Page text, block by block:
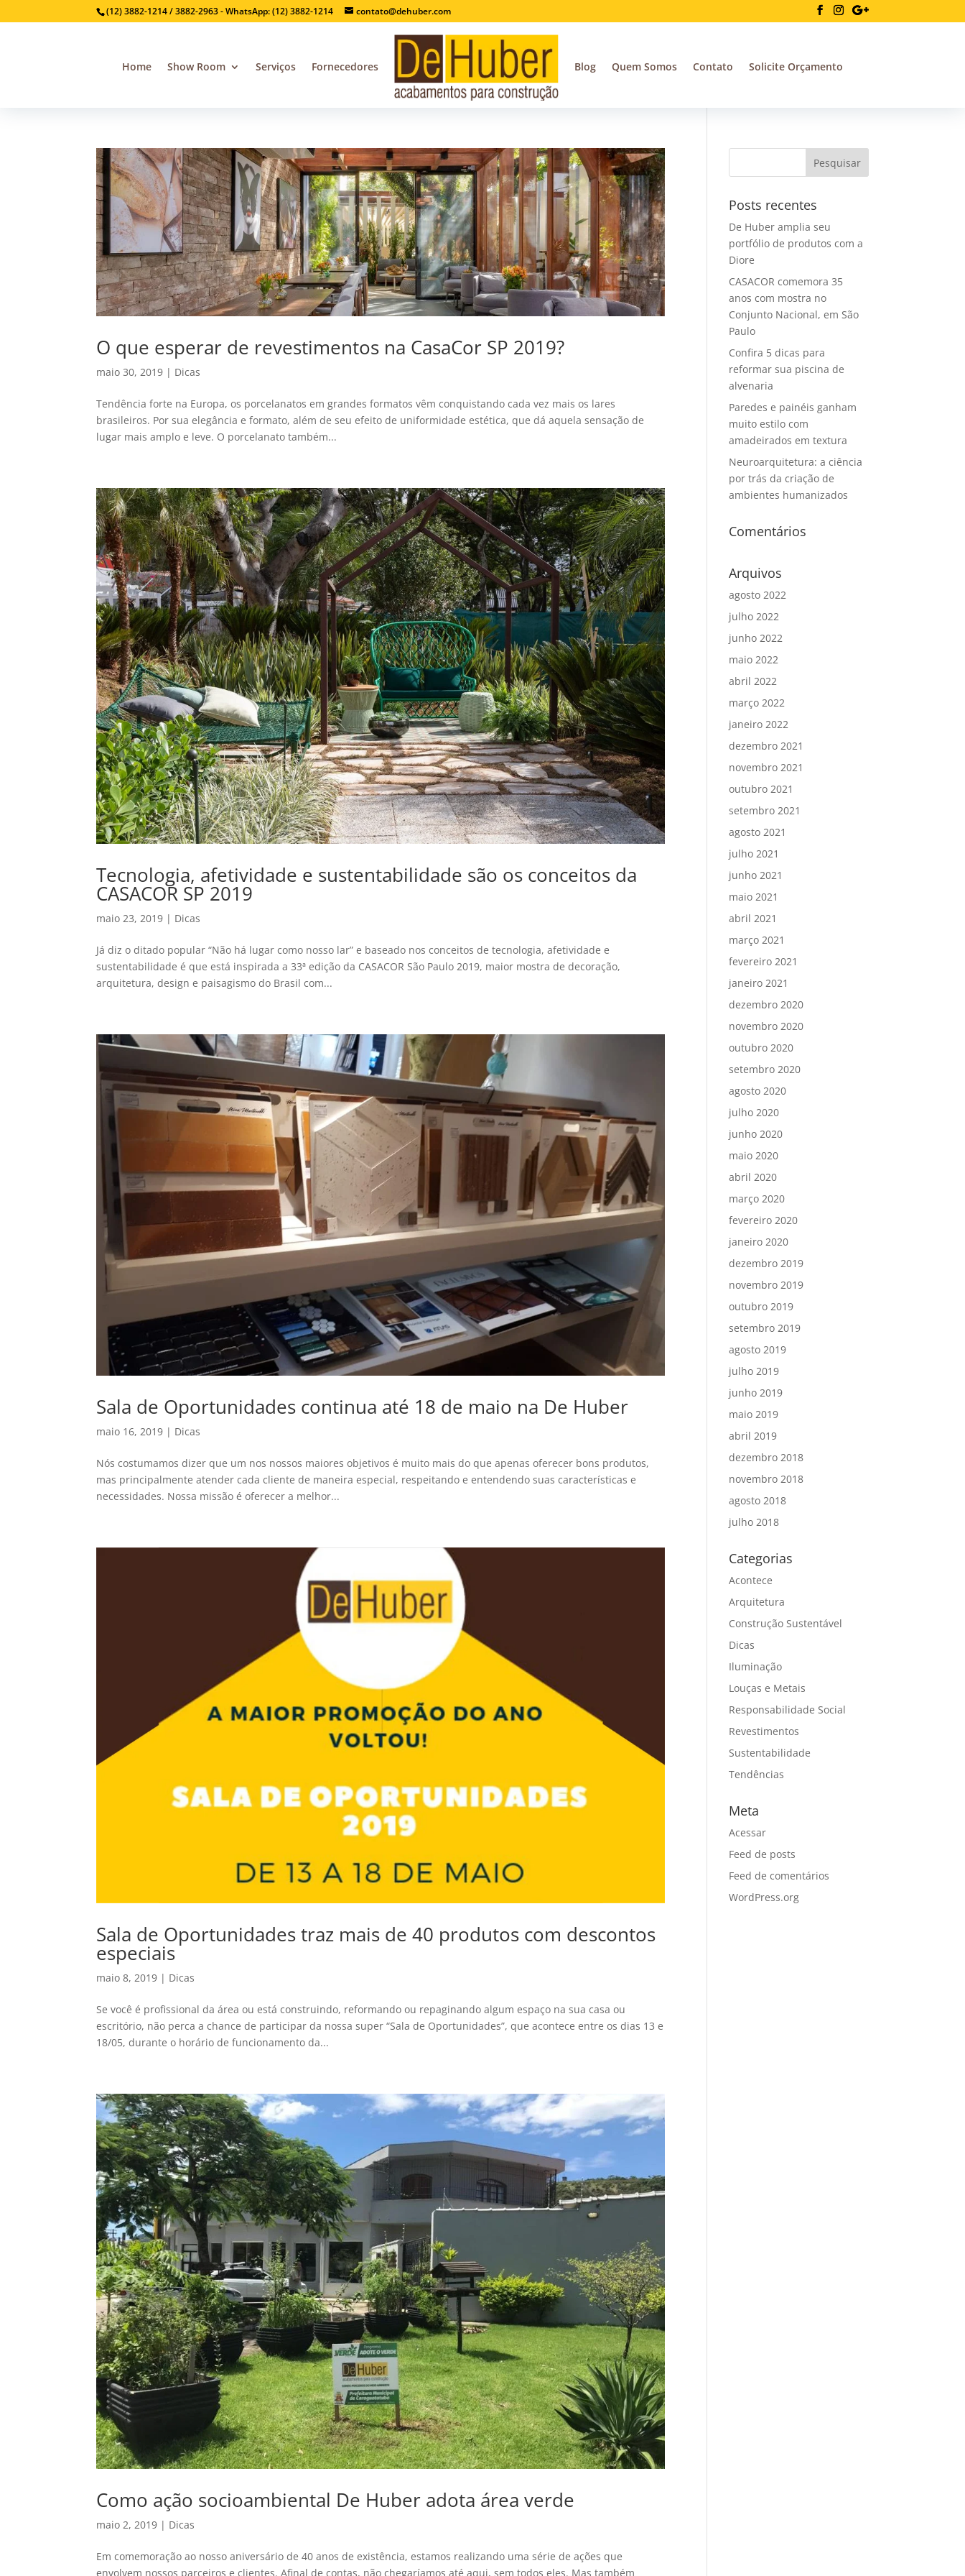
(12) 3882-1214 / 3882-2963 - WhatsApp: (12) 3882-1214 contato@dehuber.com
Home Show Room Serviços Fornecedores Blog Quem Somos Contato Solicite Orçamento
O que esperar de revestimentos na CasaCor SP 2019?
maio 30, 2019 | Dicas
Tendência forte na Europa, os porcelanatos em grandes formatos vêm conquistando cada vez mais os lares
brasileiros. Por sua elegância e formato, além de seu efeito de uniformidade estética, que dá aquela sensação de
lugar mais amplo e leve. O porcelanato também...
Tecnologia, afetividade e sustentabilidade são os conceitos da
CASACOR SP 2019
maio 23, 2019 | Dicas
Já diz o ditado popular “Não há lugar como nosso lar” e baseado nos conceitos de tecnologia, afetividade e
sustentabilidade é que está inspirada a 33ª edição da CASACOR São Paulo 2019, maior mostra de decoração,
arquitetura, design e paisagismo do Brasil com...
Sala de Oportunidades continua até 18 de maio na De Huber
maio 16, 2019 | Dicas
Nós costumamos dizer que um nos nossos maiores objetivos é muito mais do que apenas oferecer bons produtos,
mas principalmente atender cada cliente de maneira especial, respeitando e entendendo suas características e
necessidades. Nossa missão é oferecer a melhor...
Sala de Oportunidades traz mais de 40 produtos com descontos
especiais
maio 8, 2019 | Dicas
Se você é profissional da área ou está construindo, reformando ou repaginando algum espaço na sua casa ou
escritório, não perca a chance de participar da nossa super “Sala de Oportunidades”, que acontece entre os dias 13 e
18/05, durante o horário de funcionamento da...
Como ação socioambiental De Huber adota área verde
maio 2, 2019 | Dicas
Em comemoração ao nosso aniversário de 40 anos de existência, estamos realizando uma série de ações que
envolvem nossos parceiros e clientes. Afinal de contas, não chegaríamos até aqui, sem todos eles. Mas também
Posts recentes
De Huber amplia seu
portfólio de produtos com a
Diore
CASACOR comemora 35
anos com mostra no
Conjunto Nacional, em São
Paulo
Confira 5 dicas para
reformar sua piscina de
alvenaria
Paredes e painéis ganham
muito estilo com
amadeirados em textura
Neuroarquitetura: a ciência
por trás da criação de
ambientes humanizados
Comentários
Arquivos
agosto 2022
julho 2022
junho 2022
maio 2022
abril 2022
março 2022
janeiro 2022
dezembro 2021
novembro 2021
outubro 2021
setembro 2021
agosto 2021
julho 2021
junho 2021
maio 2021
abril 2021
março 2021
fevereiro 2021
janeiro 2021
dezembro 2020
novembro 2020
outubro 2020
setembro 2020
agosto 2020
julho 2020
junho 2020
maio 2020
abril 2020
março 2020
fevereiro 2020
janeiro 2020
dezembro 2019
novembro 2019
outubro 2019
setembro 2019
agosto 2019
julho 2019
junho 2019
maio 2019
abril 2019
dezembro 2018
novembro 2018
agosto 2018
julho 2018
Categorias
Acontece
Arquitetura
Construção Sustentável
Dicas
Iluminação
Louças e Metais
Responsabilidade Social
Revestimentos
Sustentabilidade
Tendências
Meta
Acessar
Feed de posts
Feed de comentários
WordPress.org